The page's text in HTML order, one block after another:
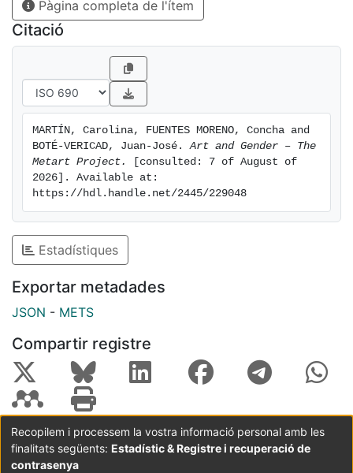
Pàgina completa de l'ítem
Citació
MARTÍN, Carolina, FUENTES MORENO, Concha and
BOTÉ-VERICAD, Juan-José. Art and Gender – The
Metart Project.
[consulted: 7 of August of
2026]. Available at:
https://hdl.handle.net/2445/229048
Estadístiques
Exportar metadades
JSON - METS
Compartir registre
Coordinació:CRAI UB Avís legal
Metadades
subjectes a:
Recopilem i processem la vostra informació personal amb les
finalitats següents: Estadístic & Registre i recuperació de
contrasenya